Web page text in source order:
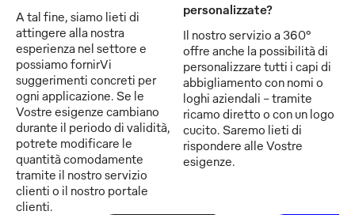
A tal fine, siamo lieti di
attingere alla nostra
esperienza nel settore e
possiamo fornirVi
suggerimenti concreti per
ogni applicazione. Se le
Vostre esigenze cambiano
durante il periodo di validità,
potrete modificare le
quantità comodamente
tramite il nostro servizio
clienti o il nostro portale
clienti.
personalizzate?
Il nostro servizio a 360°
offre anche la possibilità di
personalizzare tutti i capi di
abbigliamento con nomi o
loghi aziendali - tramite
ricamo diretto o con un logo
cucito. Saremo lieti di
rispondere alle Vostre
esigenze.